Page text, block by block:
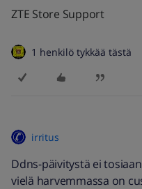
ZTE Store Support
1 henkilö tykkää tästä
irritus
Ddns-päivitystä ei
vielä harvemmassa on